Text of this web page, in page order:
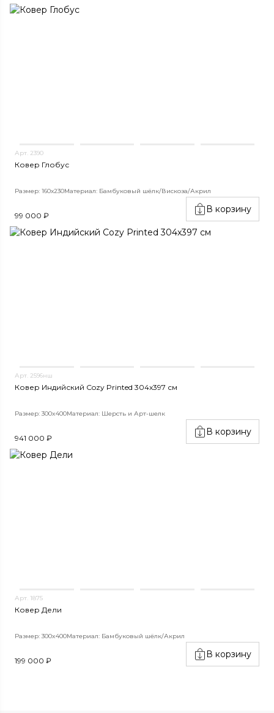
Арт. 2390
Ковер Глобус
Размер: 160х230Материал: Бамбуковый шёлк/Вискоза/Акрил
99 000 ₽
В корзину
Арт. 2596нш
Ковер Индийский Cozy Printed 304x397 см
Размер: 300x400Материал: Шерсть и Арт-шелк
941 000 ₽
В корзину
Арт. 1875
Ковер Дели
Размер: 300x400Материал: Бамбуковый шёлк/Акрил
199 000 ₽
В корзину